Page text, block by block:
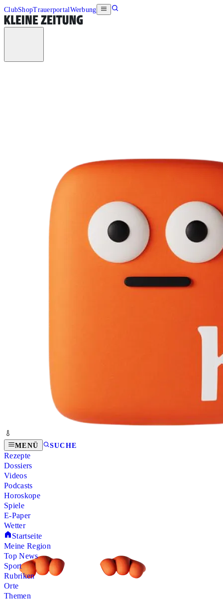
ClubShopTrauerportalWerbung
MENÜ SUCHE
Rezepte
Dossiers
Videos
Podcasts
Horoskope
Spiele
E-Paper
Wetter
Startseite
Meine Region
Top News
Sport
Rubriken
Orte
Themen